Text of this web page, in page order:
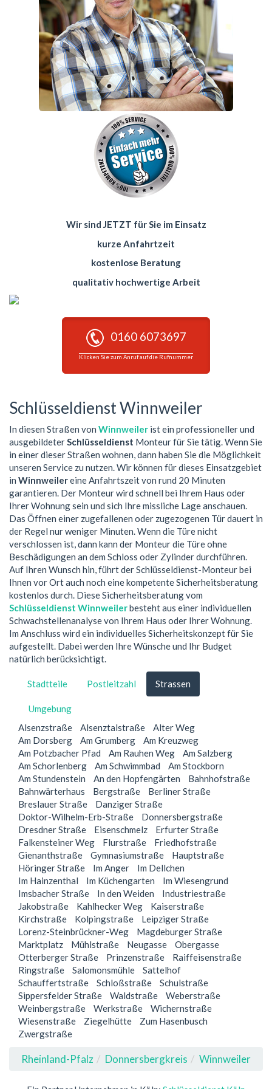
Wir sind JETZT für Sie im Einsatz
kurze Anfahrtzeit
kostenlose Beratung
qualitativ hochwertige Arbeit
0160 6073697
Klicken Sie zum Anruf auf die Rufnummer
Schlüsseldienst Winnweiler
In diesen Straßen von Winnweiler ist ein professioneller und
ausgebildeterSchlüsseldienst Monteur für Sie tätig. Wenn Sie
in einer dieser Straßen wohnen, dann haben Sie die Möglichkeit
unseren Service zu nutzen. Wir können für dieses Einsatzgebiet
in Winnweilereine Anfahrtszeit von rund 20 Minuten
garantieren. Der Monteur wird schnell bei Ihrem Haus oder
Ihrer Wohnung sein und sich Ihre missliche Lage anschauen.
Das Öffnen einer zugefallenen oder zugezogenen Tür dauert in
der Regel nur weniger Minuten. Wenn die Türe nicht
verschlossen ist, dann kann der Monteur die Türe ohne
Beschädigungen an dem Schloss oder Zylinder durchführen.
Auf Ihren Wunsch hin, führt der Schlüsseldienst-Monteur bei
Ihnen vor Ort auch noch eine kompetente Sicherheitsberatung
kostenlos durch. Diese Sicherheitsberatung vom
Schlüsseldienst Winnweilerbesteht aus einer individuellen
Schwachstellenanalyse von Ihrem Haus oder Ihrer Wohnung.
Im Anschluss wird ein individuelles Sicherheitskonzept für Sie
aufgestellt. Dabei werden Ihre Wünsche und Ihr Budget
natürlich berücksichtigt.
Stadtteile Postleitzahl Strassen
Umgebung
Alsenzstraße
Alsenztalstraße
Alter Weg
Am Dorsberg
Am Grumberg
Am Kreuzweg
Am Potzbacher Pfad
Am Rauhen Weg
Am Salzberg
Am Schorlenberg
Am Schwimmbad
Am Stockborn
Am Stundenstein
An den Hopfengärten
Bahnhofstraße
Bahnwärterhaus
Bergstraße
Berliner Straße
Breslauer Straße
Danziger Straße
Doktor-Wilhelm-Erb-Straße
Donnersbergstraße
Dresdner Straße
Eisenschmelz
Erfurter Straße
Falkensteiner Weg
Flurstraße
Friedhofstraße
Gienanthstraße
Gymnasiumstraße
Hauptstraße
Höringer Straße
Im Anger
Im Dellchen
Im Hainzenthal
Im Küchengarten
Im Wiesengrund
Imsbacher Straße
In den Weiden
Industriestraße
Jakobstraße
Kahlhecker Weg
Kaiserstraße
Kirchstraße
Kolpingstraße
Leipziger Straße
Lorenz-Steinbrückner-Weg
Magdeburger Straße
Marktplatz
Mühlstraße Neugasse
Obergasse
Otterberger Straße
Prinzenstraße
Raiffeisenstraße
Ringstraße
Salomonsmühle
Sattelhof
Schauffertstraße
Schloßstraße
Schulstraße
Sippersfelder Straße
Waldstraße
Weberstraße
Weinbergstraße
Werkstraße
Wichernstraße
Wiesenstraße
Ziegelhütte
Zum Hasenbusch
Zwergstraße
Rheinland-Pfalz Donnersbergkreis Winnweiler